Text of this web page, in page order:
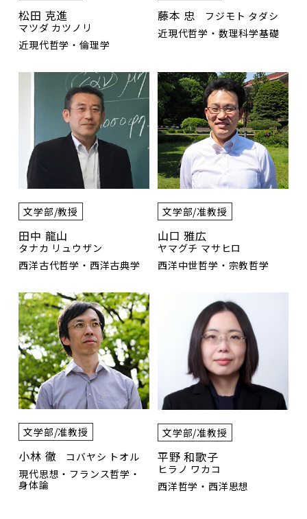
松田 克進
マツダ カツノリ
近現代哲学・倫理学
藤本 忠
フジモト タダシ
近現代哲学・数理科学基礎
文学部/教授
田中 龍山
タナカ リュウザン
西洋古代哲学・西洋古典学
文学部/准教授
山口 雅広
ヤマグチ マサヒロ
西洋中世哲学・宗教哲学
文学部/准教授
小林 徹
コバヤシ トオル
現代思想・フランス哲学・
身体論
文学部/准教授
平野 和歌子
ヒラノ ワカコ
西洋哲学・西洋思想